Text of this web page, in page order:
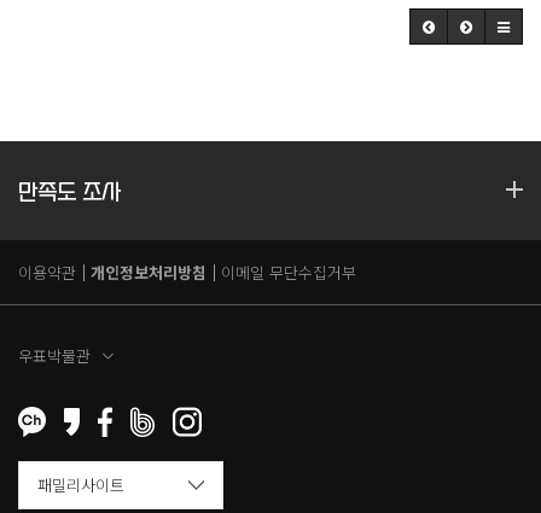
만족도 조사
이용약관 개인정보처리방침 이메일 무단수집거부
우표박물관